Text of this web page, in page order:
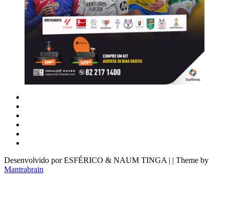
Desenvolvido por ESFÉRICO & NAUM TINGA | | Theme by
Mantrabrain